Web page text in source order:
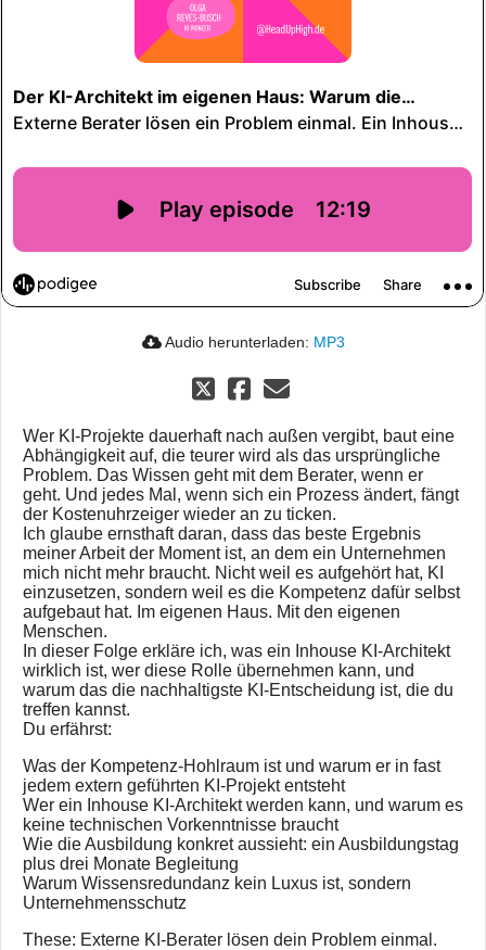
Audio herunterladen: MP3
Wer KI-Projekte dauerhaft nach außen vergibt, baut eine
Abhängigkeit auf, die teurer wird als das ursprüngliche
Problem. Das Wissen geht mit dem Berater, wenn er
geht. Und jedes Mal, wenn sich ein Prozess ändert, fängt
der Kostenuhrzeiger wieder an zu ticken.
Ich glaube ernsthaft daran, dass das beste Ergebnis
meiner Arbeit der Moment ist, an dem ein Unternehmen
mich nicht mehr braucht. Nicht weil es aufgehört hat, KI
einzusetzen, sondern weil es die Kompetenz dafür selbst
aufgebaut hat. Im eigenen Haus. Mit den eigenen
Menschen.
In dieser Folge erkläre ich, was ein Inhouse KI-Architekt
wirklich ist, wer diese Rolle übernehmen kann, und
warum das die nachhaltigste KI-Entscheidung ist, die du
treffen kannst.
Du erfährst:
Was der Kompetenz-Hohlraum ist und warum er in fast
jedem extern geführten KI-Projekt entsteht
Wer ein Inhouse KI-Architekt werden kann, und warum es
keine technischen Vorkenntnisse braucht
Wie die Ausbildung konkret aussieht: ein Ausbildungstag
plus drei Monate Begleitung
Warum Wissensredundanz kein Luxus ist, sondern
Unternehmensschutz
These: Externe KI-Berater lösen dein Problem einmal.